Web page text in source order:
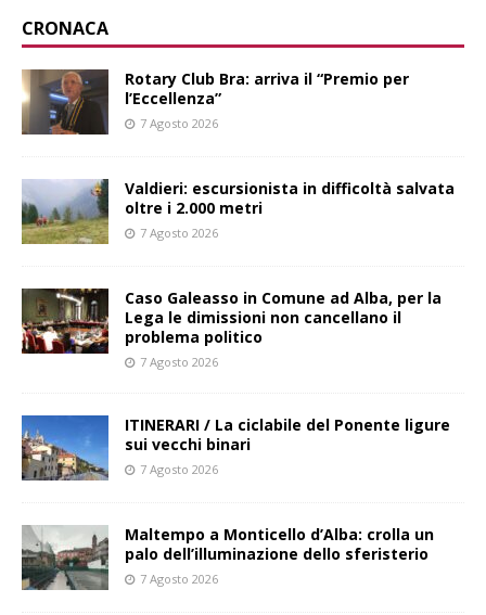
CRONACA
Rotary Club Bra: arriva il “Premio per
l’Eccellenza”
7 Agosto 2026
Valdieri: escursionista in difficoltà salvata
oltre i 2.000 metri
7 Agosto 2026
Caso Galeasso in Comune ad Alba, per la
Lega le dimissioni non cancellano il
problema politico
7 Agosto 2026
ITINERARI / La ciclabile del Ponente ligure
sui vecchi binari
7 Agosto 2026
Maltempo a Monticello d’Alba: crolla un
palo dell’illuminazione dello sferisterio
7 Agosto 2026